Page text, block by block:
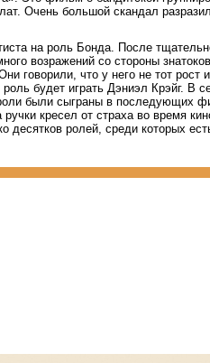
Очень большой скандал
на роль Бонда. После
возражений со стороны
говорили, что у него не тот рост
будет играть Дэниэл Крэйг. В
были сыграны в последующих
кресел от страха во время
ролей, среди которых